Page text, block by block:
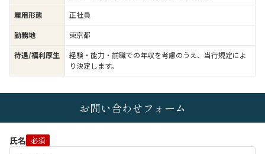
雇用形態
正社員
勤務地
東京都
待遇/福利厚生
経験・能力・前職での年収を考慮のうえ、当行規定によ
り決定します。
お問い合わせフォーム
氏名 必須